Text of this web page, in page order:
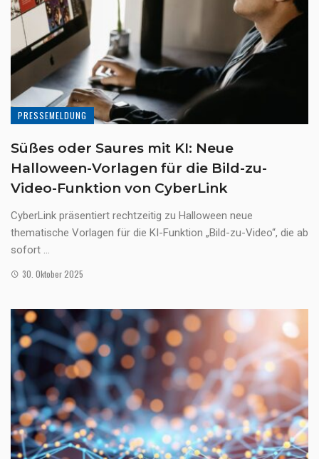
PRESSEMELDUNG
Süßes oder Saures mit KI: Neue
Halloween-Vorlagen für die Bild-zu-
Video-Funktion von CyberLink
CyberLink präsentiert rechtzeitig zu Halloween neue
thematische Vorlagen für die KI-Funktion „Bild-zu-Video“, die ab
sofort ...
30. Oktober 2025